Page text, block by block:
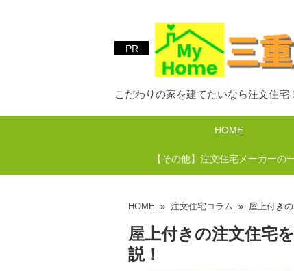
PR
こだわりの家を建てたいなら注文住
HOME
【その他】注文住宅メーカーの
HOME »注文住宅コラム » 屋上付きの
屋上付きの注文住宅
説！